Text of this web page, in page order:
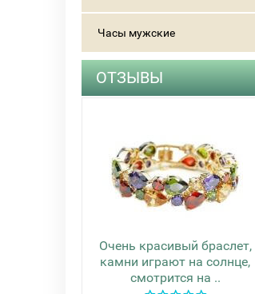
Часы мужские
ОТЗЫВЫ
Очень красивый браслет,
камни играют на солнце,
смотрится на ..